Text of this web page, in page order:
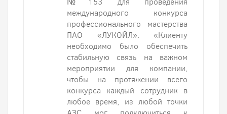
международного конкурса
профессионального мастерства
ПАО «ЛУКОЙЛ». «Клиенту
необходимо было обеспечить
стабильную связь на важном
мероприятии для компании,
чтобы на протяжении всего
конкурса каждый сотрудник в
любое время, из любой точки